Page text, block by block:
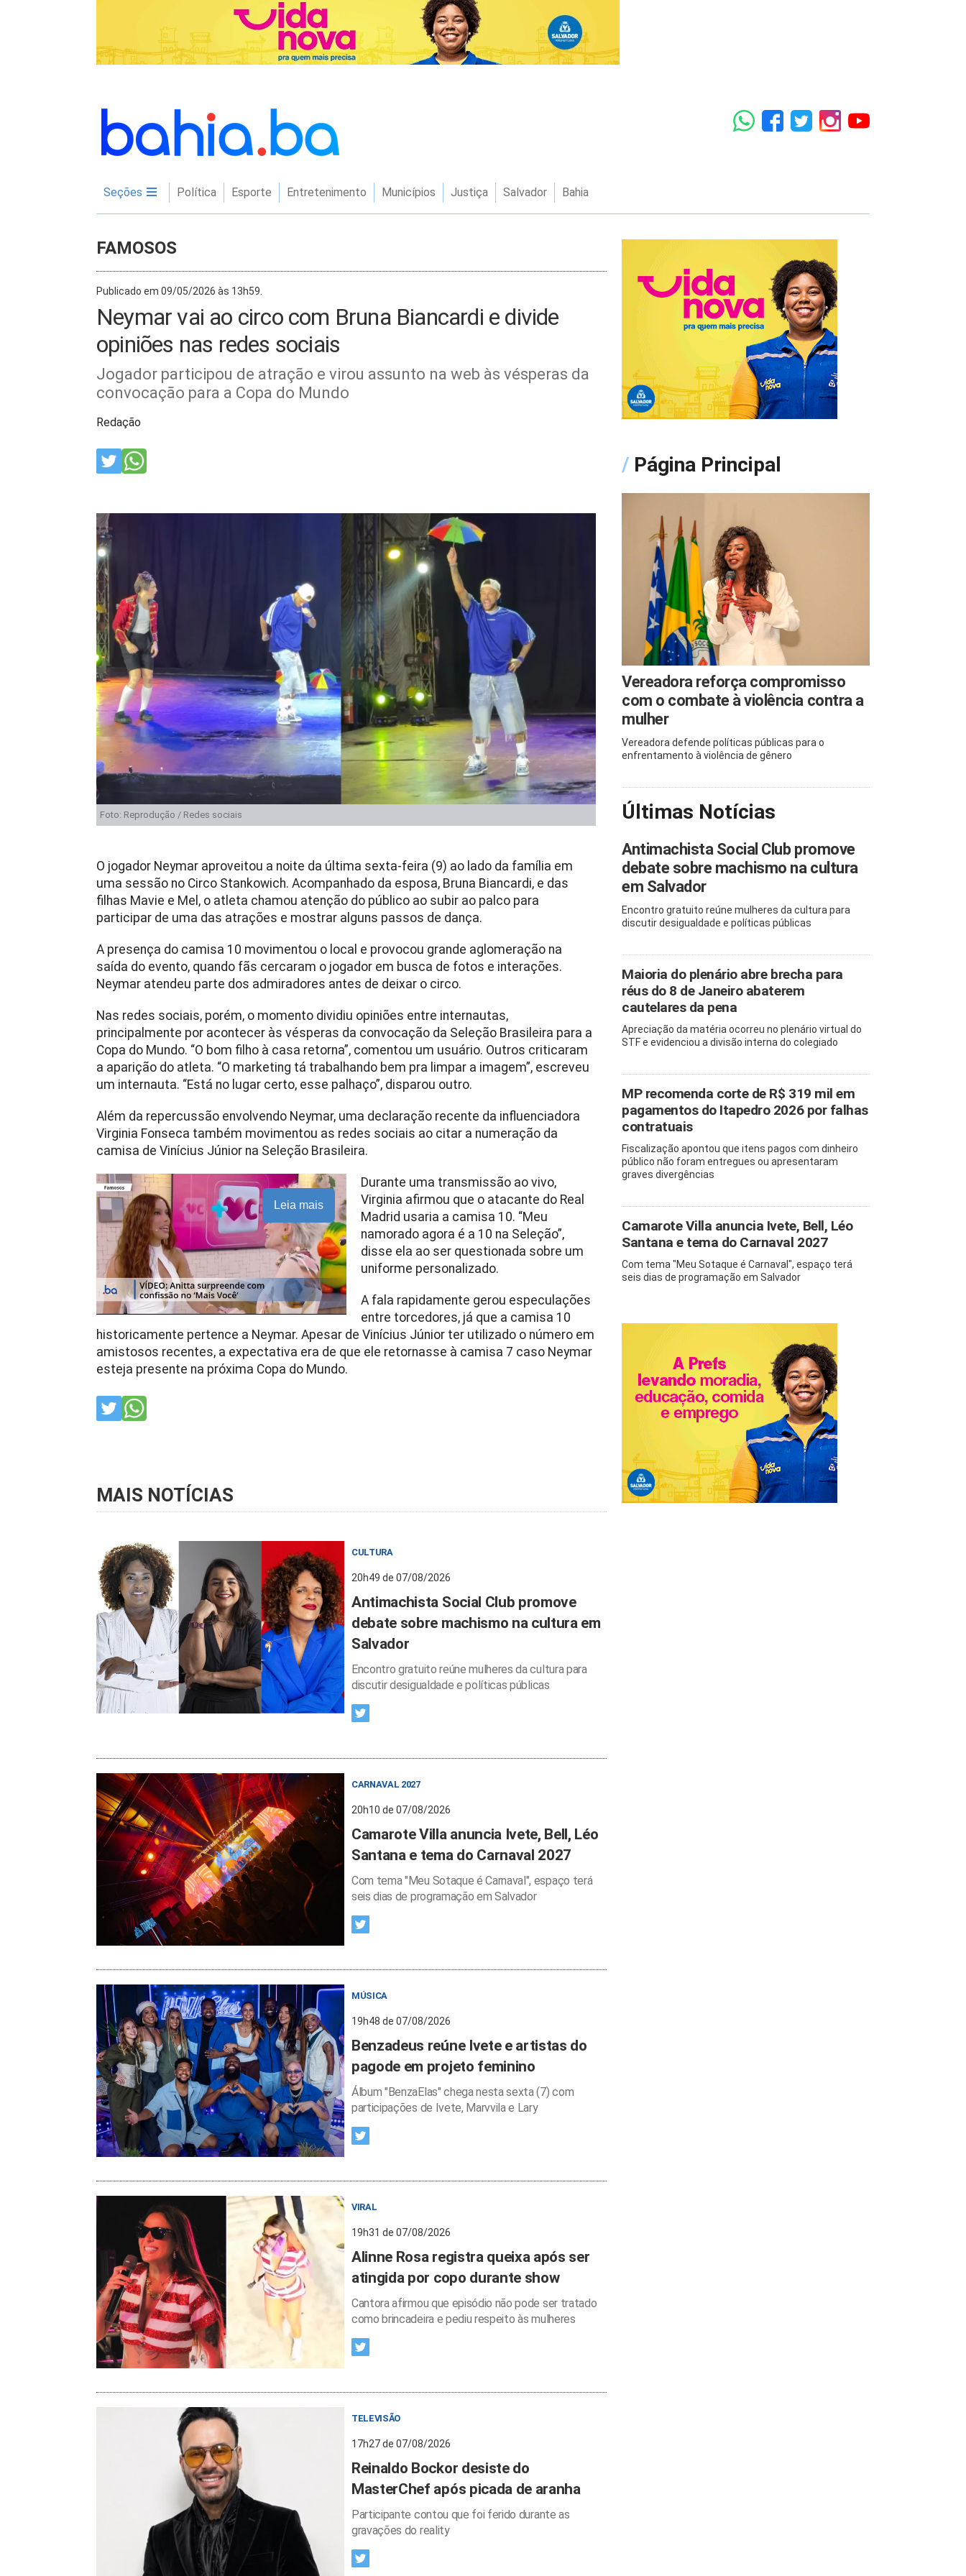
Seções Política Esporte Entretenimento Municípios Justiça Salvador Bahia
FAMOSOS
Publicado em 09/05/2026 às 13h59.
Neymar vai ao circo com Bruna Biancardi e divide
opiniões nas redes sociais
Jogador participou de atração e virou assunto na web às vésperas da
convocação para a Copa do Mundo
Redação
Foto: Reprodução / Redes sociais
O jogador Neymar aproveitou a noite da última sexta-feira (9) ao lado da família em
uma sessão no Circo Stankowich. Acompanhado da esposa, Bruna Biancardi, e das
filhas Mavie e Mel, o atleta chamou atenção do público ao subir ao palco para
participar de uma das atrações e mostrar alguns passos de dança.
A presença do camisa 10 movimentou o local e provocou grande aglomeração na
saída do evento, quando fãs cercaram o jogador em busca de fotos e interações.
Neymar atendeu parte dos admiradores antes de deixar o circo.
Nas redes sociais, porém, o momento dividiu opiniões entre internautas,
principalmente por acontecer às vésperas da convocação da Seleção Brasileira para a
Copa do Mundo. “O bom filho à casa retorna”, comentou um usuário. Outros criticaram
a aparição do atleta. “O marketing tá trabalhando bem pra limpar a imagem”, escreveu
um internauta. “Está no lugar certo, esse palhaço”, disparou outro.
Além da repercussão envolvendo Neymar, uma declaração recente da influenciadora
Virginia Fonseca também movimentou as redes sociais ao citar a numeração da
camisa de Vinícius Júnior na Seleção Brasileira.
Leia mais
Durante uma transmissão ao vivo,
Virginia afirmou que o atacante do Real
Madrid usaria a camisa 10. “Meu
namorado agora é a 10 na Seleção”,
disse ela ao ser questionada sobre um
uniforme personalizado.
A fala rapidamente gerou especulações
entre torcedores, já que a camisa 10
historicamente pertence a Neymar. Apesar de Vinícius Júnior ter utilizado o número em
amistosos recentes, a expectativa era de que ele retornasse à camisa 7 caso Neymar
esteja presente na próxima Copa do Mundo.
MAIS NOTÍCIAS
CULTURA
20h49 de 07/08/2026
Antimachista Social Club promove
debate sobre machismo na cultura em
Salvador
Encontro gratuito reúne mulheres da cultura para
discutir desigualdade e políticas públicas
CARNAVAL 2027
20h10 de 07/08/2026
Camarote Villa anuncia Ivete, Bell, Léo
Santana e tema do Carnaval 2027
Com tema "Meu Sotaque é Carnaval", espaço terá
seis dias de programação em Salvador
MÚSICA
19h48 de 07/08/2026
Benzadeus reúne Ivete e artistas do
pagode em projeto feminino
Álbum "BenzaElas" chega nesta sexta (7) com
participações de Ivete, Marvvila e Lary
VIRAL
19h31 de 07/08/2026
Alinne Rosa registra queixa após ser
atingida por copo durante show
Cantora afirmou que episódio não pode ser tratado
como brincadeira e pediu respeito às mulheres
TELEVISÃO
17h27 de 07/08/2026
Reinaldo Bockor desiste do
MasterChef após picada de aranha
Participante contou que foi ferido durante as
gravações do reality
/ Página Principal
Vereadora reforça compromisso
com o combate à violência contra a
mulher
Vereadora defende políticas públicas para o
enfrentamento à violência de gênero
Últimas Notícias
Antimachista Social Club promove
debate sobre machismo na cultura
em Salvador
Encontro gratuito reúne mulheres da cultura para
discutir desigualdade e políticas públicas
Maioria do plenário abre brecha para
réus do 8 de Janeiro abaterem
cautelares da pena
Apreciação da matéria ocorreu no plenário virtual do
STF e evidenciou a divisão interna do colegiado
MP recomenda corte de R$ 319 mil em
pagamentos do Itapedro 2026 por falhas
contratuais
Fiscalização apontou que itens pagos com dinheiro
público não foram entregues ou apresentaram
graves divergências
Camarote Villa anuncia Ivete, Bell, Léo
Santana e tema do Carnaval 2027
Com tema "Meu Sotaque é Carnaval", espaço terá
seis dias de programação em Salvador